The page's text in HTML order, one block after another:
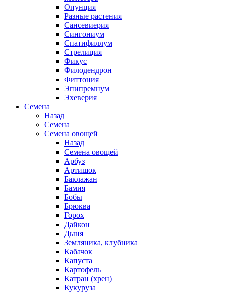
Опунция
Разные растения
Сансевиерия
Сингониум
Спатифиллум
Стрелиция
Фикус
Филодендрон
Фиттония
Эпипремнум
Эхеверия
Семена
Назад
Семена
Семена овощей
Назад
Семена овощей
Арбуз
Артишок
Баклажан
Бамия
Бобы
Брюква
Горох
Дайкон
Дыня
Земляника, клубника
Кабачок
Капуста
Картофель
Катран (хрен)
Кукуруза